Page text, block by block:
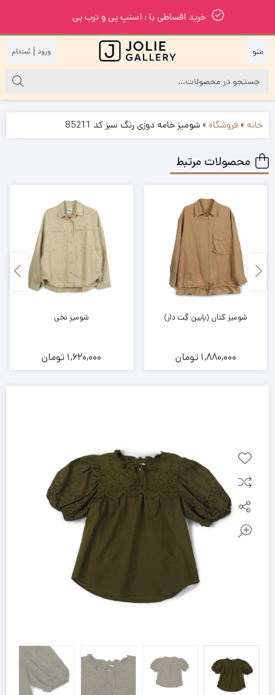
خرید اقساطی با : اسنپ پی و ترب پی
|
خانه »فروشگاه »شومیز خامه دوزی رنگ سبز کد 85211
محصولات مرتبط
شومیز کتان (پایین گِت دار)
1,880,000 تومان
شومیز نخی
1,620,000 تومان